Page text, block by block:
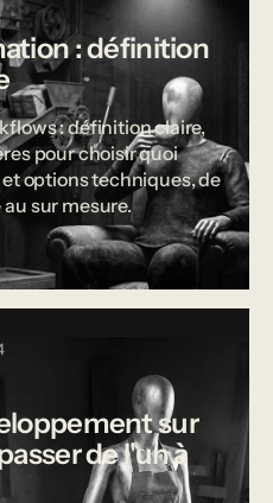
: définition
: définition claire,
pour choisir quoi
options techniques, de
sur mesure.
sur
de l'un à